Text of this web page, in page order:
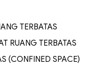
TERBATAS
RUANG TERBATAS
(CONFINED SPACE)